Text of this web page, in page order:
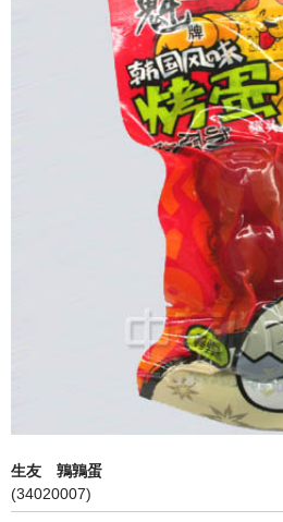
商品ジャンル別
冷凍 肉類＆点心
冷蔵 惣菜＆食品
健康食品
野菜＆果物
生友 鶉鶉蛋
(34020007)